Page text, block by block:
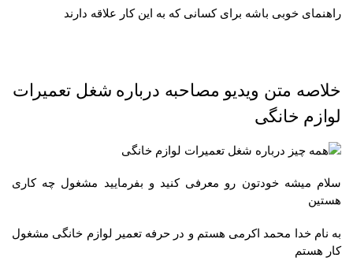
راهنمای خوبی باشه برای کسانی که به این کار علاقه دارند
خلاصه متن ویدیو مصاحبه درباره شغل تعمیرات
لوازم خانگی
سلام میشه خودتون رو معرفی کنید و بفرمایید مشغول چه کاری
هستین
به نام خدا محمد اکرمی هستم و در حرفه تعمیر لوازم خانگی مشغول
کار هستم